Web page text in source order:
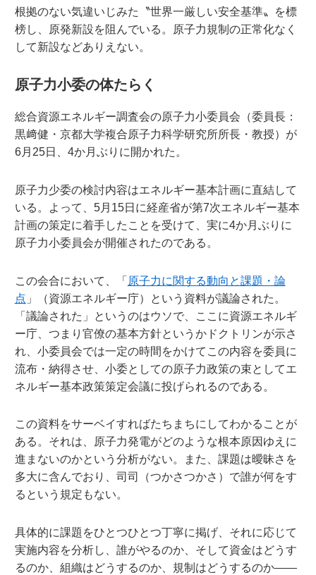
根拠のない気違いじみた〝世界一厳しい安全基準〟を標
榜し、原発新設を阻んでいる。原子力規制の正常化なく
して新設などありえない。
原子力小委の体たらく
総合資源エネルギー調査会の原子力小委員会（委員長：
黒﨑健・京都大学複合原子力科学研究所所長・教授）が
6月25日、4か月ぶりに開かれた。
原子力少委の検討内容はエネルギー基本計画に直結して
いる。よって、5月15日に経産省が第7次エネルギー基本
計画の策定に着手したことを受けて、実に4か月ぶりに
原子力小委員会が開催されたのである。
この会合において、「 原子力に関する動向と課題・論
点 」（資源エネルギー庁）という資料が議論された。
「議論された」というのはウソで、ここに資源エネルギ
ー庁、つまり官僚の基本方針というかドクトリンが示さ
れ、小委員会では一定の時間をかけてこの内容を委員に
流布・納得させ、小委としての原子力政策の束としてエ
ネルギー基本政策策定会議に投げられるのである。
この資料をサーベイすればたちまちにしてわかることが
ある。それは、原子力発電がどのような根本原因ゆえに
進まないのかという分析がない。また、課題は曖昧さを
多大に含んでおり、司司（つかさつかさ）で誰が何をす
るという規定もない。
具体的に課題をひとつひとつ丁寧に掲げ、それに応じて
実施内容を分析し、誰がやるのか、そして資金はどうす
るのか、組織はどうするのか、規制はどうするのか——